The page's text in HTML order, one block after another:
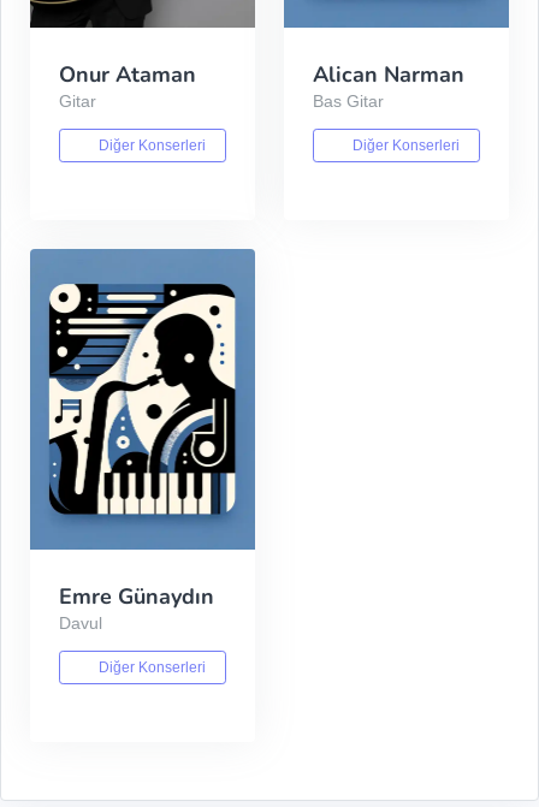
Onur Ataman
Gitar
Diğer Konserleri
Alican Narman
Bas Gitar
Diğer Konserleri
Emre Günaydın
Davul
Diğer Konserleri